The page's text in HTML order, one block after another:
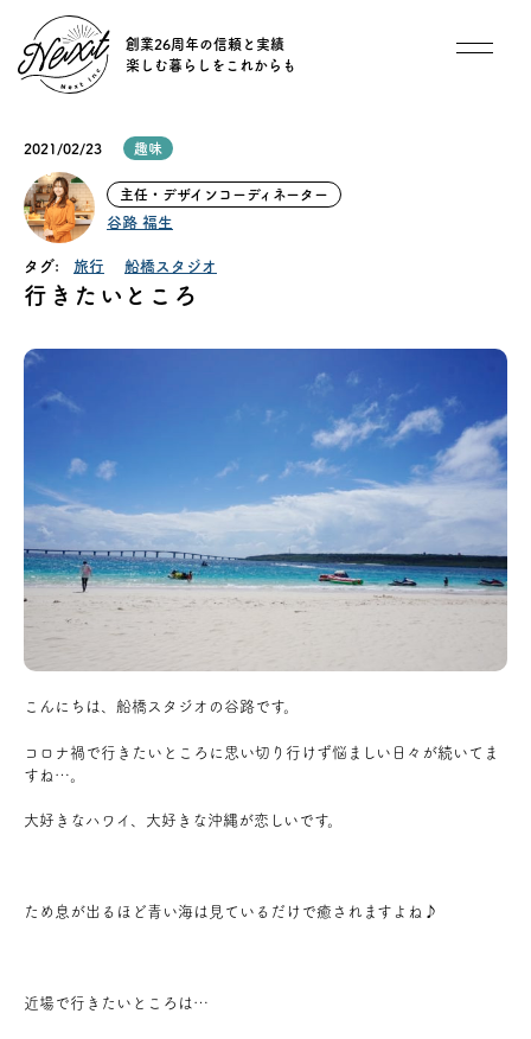
創業26周年の信頼と実績
楽しむ暮らしをこれからも
住宅商品
イベント
オーナー様インタビュー
ごあいさつ
チーム紹介
アクセス
ブログ
2021/02/23 趣味
主任・デザインコーディネーター
谷路 福生
タグ: 旅行 船橋スタジオ
行きたいところ
こんにちは、船橋スタジオの谷路です。
コロナ禍で行きたいところに思い切り行けず悩ましい日々が続いてま
すね…。
大好きなハワイ、大好きな沖縄が恋しいです。
ため息が出るほど青い海は見ているだけで癒されますよね♪
近場で行きたいところは…